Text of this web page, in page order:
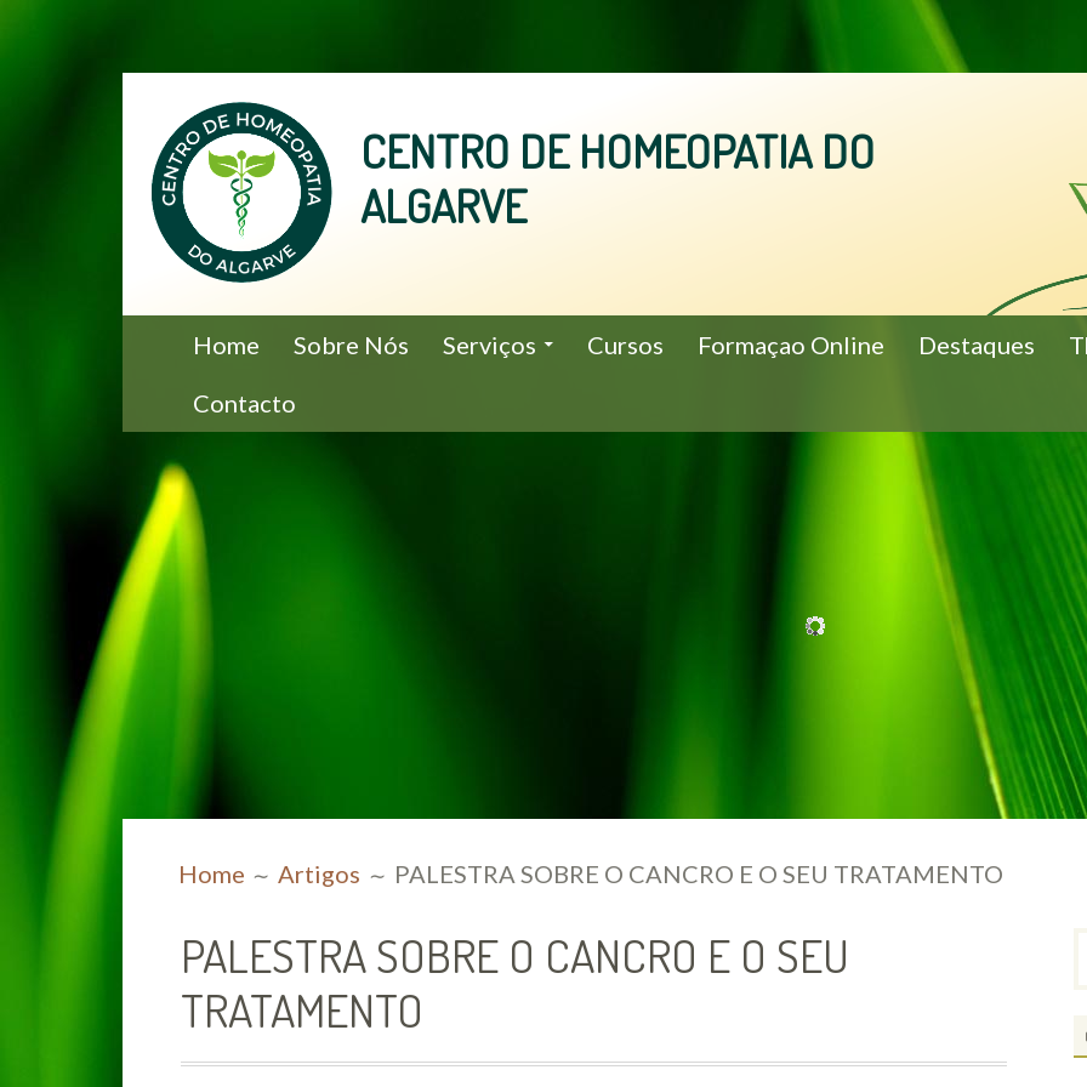
content
CENTRO DE HOMEOPATIA DO
ALGARVE
PRIMARY
MENU
Home Sobre Nós Serviços Cursos Formaçao Online Destaques
Contacto
Home Artigos PALESTRA SOBRE O CANCRO E O SEU TRATAMENTO
PALESTRA SOBRE O CANCRO E O SEU
TRATAMENTO